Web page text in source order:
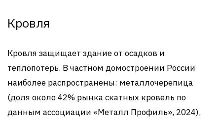
Кровля
Кровля защищает здание от осадков и
теплопотерь. В частном домостроении России
наиболее распространены: металлочерепица
(доля около 42% рынка скатных кровель по
данным ассоциации «Металл Профиль», 2024),